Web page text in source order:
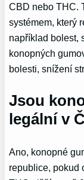
CBD nebo THC.
systémem, který
například bolest,
konopných
bolesti, snížení
Jsou
legální v
Ano, konopné
republice, pokud